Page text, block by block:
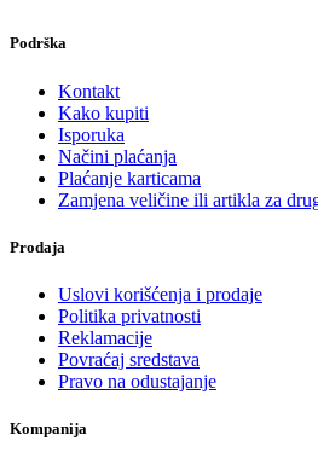
Podrška
Kontakt
Kako kupiti
Isporuka
Načini plaćanja
Plaćanje karticama
Zamjena veličine ili artikla za
Prodaja
Uslovi korišćenja i prodaje
Politika privatnosti
Reklamacije
Povraćaj sredstava
Pravo na odustajanje
Kompanija